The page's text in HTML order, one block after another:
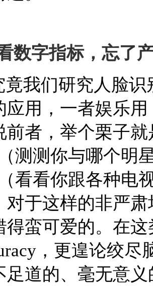
数字指标，忘了
竟我们研究人脸
应用，一者娱乐
前者，举个栗子
测测你与哪个明
看看你跟各种电
对于这样的非严
得蛮可爱的。在
，更遑论绞尽
足道的、毫无意